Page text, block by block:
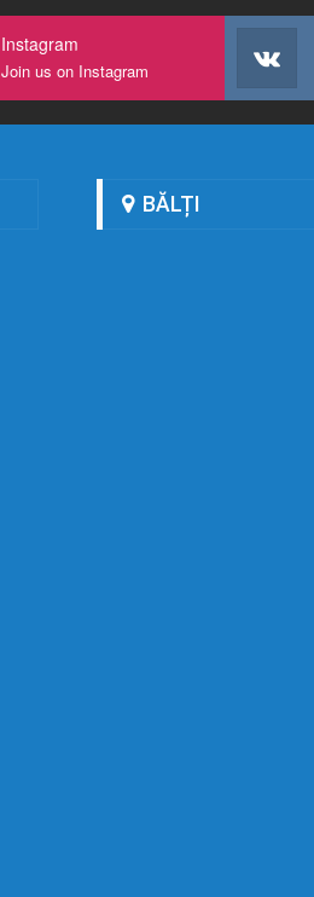
Instagram
Join us on Instagram
BĂLȚI